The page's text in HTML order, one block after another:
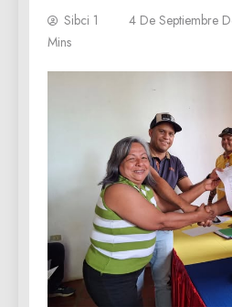
Sibci 1 4 De Septiembre
Mins